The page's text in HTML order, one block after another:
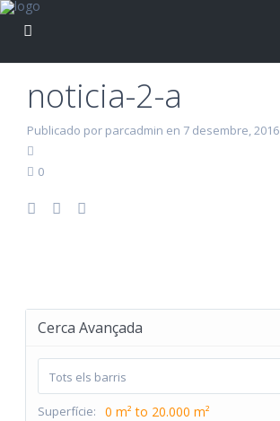
noticia-2-a
Publicado por parcadmin en 7 desembre, 2016
0
Cerca Avançada
Tots els barris
Superfície: 0 m² to 20.000 m²